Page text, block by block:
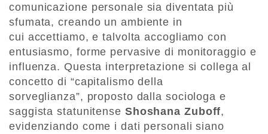
comunicazione personale sia diventata più
sfumata, creando un ambiente in
cui accettiamo, e talvolta accogliamo con
entusiasmo, forme pervasive di monitoraggio e
influenza. Questa interpretazione si collega al
concetto di “capitalismo della
sorveglianza”, proposto dalla sociologa e
saggista statunitense Shoshana Zuboff,
evidenziando come i dati personali siano